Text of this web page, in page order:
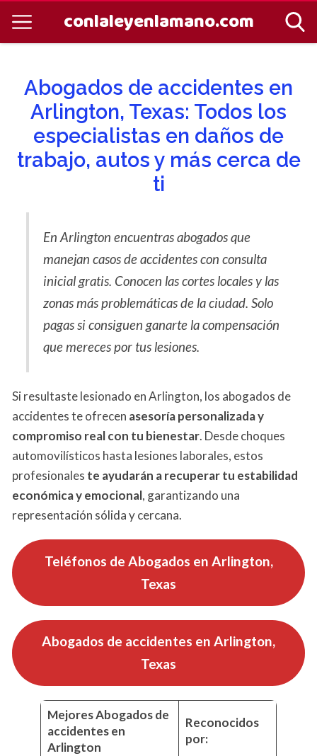
conlaleyenlamano.com
Abogados de accidentes en
Arlington, Texas: Todos los
especialistas en daños de
trabajo, autos y más cerca de
ti
En Arlington encuentras abogados que
manejan casos de accidentes con consulta
inicial gratis. Conocen las cortes locales y las
zonas más problemáticas de la ciudad. Solo
pagas si consiguen ganarte la compensación
que mereces por tus lesiones.
Si resultaste lesionado en Arlington, los abogados de
accidentes te ofrecen asesoría personalizada y
compromiso real con tu bienestar. Desde choques
automovilísticos hasta lesiones laborales, estos
profesionales te ayudarán a recuperar tu estabilidad
económica y emocional, garantizando una
representación sólida y cercana.
Teléfonos de Abogados en Arlington,
Texas
Abogados de accidentes en Arlington,
Texas
Mejores Abogados de
accidentes en
Arlington
Reconocidos
por: